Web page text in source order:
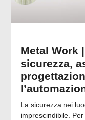
Metal Work
sicurezza,
La sicurezza nei
imprescindibile.